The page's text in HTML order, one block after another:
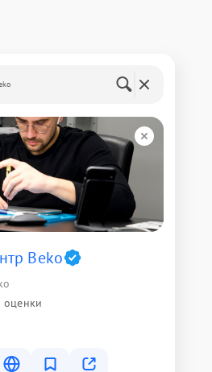
Beko
оценки